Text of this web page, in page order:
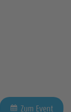
Zum Event